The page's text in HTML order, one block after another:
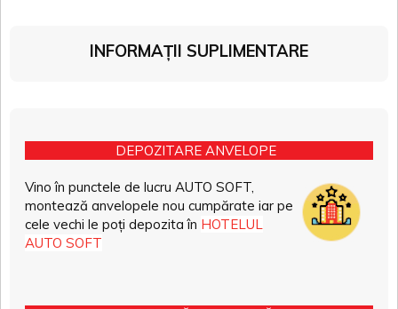
INFORMAȚII SUPLIMENTARE
DEPOZITARE ANVELOPE
Vino în punctele de lucru AUTO SOFT,
montează anvelopele nou cumpărate iar pe
cele vechi le poți depozita în HOTELUL
AUTO SOFT